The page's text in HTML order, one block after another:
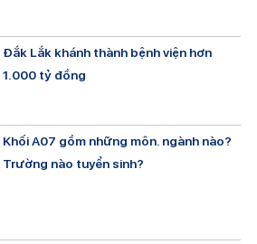
Đắk Lắk khánh thành bệnh viện hơn
1.000 tỷ đồng
Khối A07 gồm những môn. ngành nào?
Trường nào tuyển sinh?